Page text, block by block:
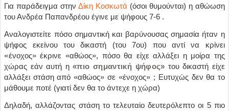
Για παράδειγμα στηνΔίκη Κοσκωτά (όσοι θυμούνται) η αθώωση
του Ανδρέα Παπανδρέου έγινε με ψήφους 7-6 .
Αναλογιστείτε πόσο σημαντική και βαρύνουσας σημασία ήταν η
ψήφος εκείνου του δικαστή (του 7ου) που αντί να κρίνει
«ένοχος»έκρινε «αθώος», πόσο θα είχε αλλάξει η μοίρα της
χώρας εάν αυτή η «πιο σημαντική ψήφος» του δικαστή είχε
αλλάξει στάση από«αθώος» σε«ένοχος» ; Ευτυχώς δεν θα το
μάθουμε ποτέ (γιατί δεν θα το άντεχε η χώρα)
Δηλαδή, αλλάζοντας στάση το τελευταίο δευτερόλεπτο οι 5 πιο